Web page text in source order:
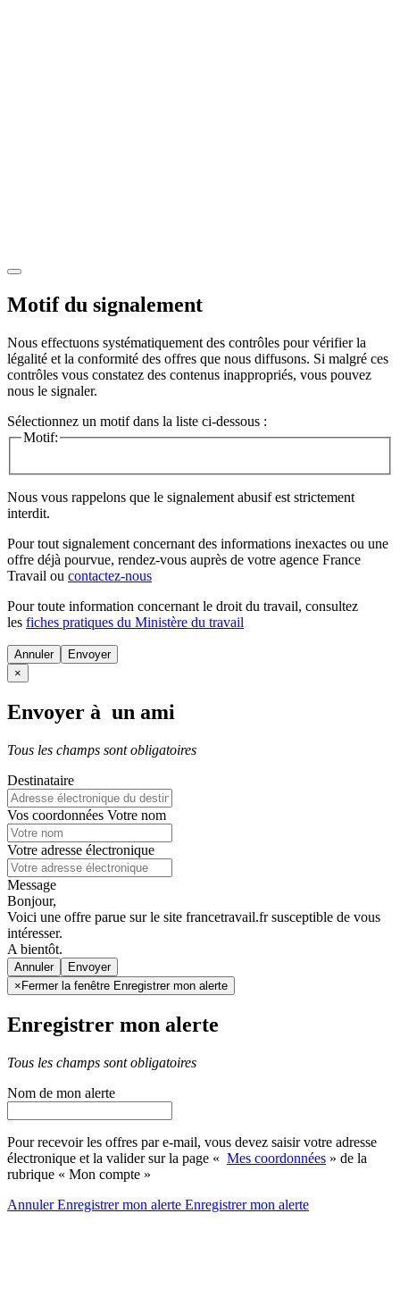
Motif du signalement
Nous effectuons systématiquement des contrôles pour vérifier la
légalité et la conformité des offres que nous diffusons. Si malgré ces
contrôles vous constatez des contenus inappropriés, vous pouvez
nous le signaler.
Sélectionnez un motif dans la liste ci-dessous :
Motif:
Nous vous rappelons que le signalement abusif est strictement
interdit.
Pour tout signalement concernant des informations inexactes ou une
offre déjà pourvue, rendez-vous auprès de votre agence France
Travail ou contactez-nous
Pour toute information concernant le droit du travail, consultez
les fiches pratiques du Ministère du travail
Annuler
×
Envoyer à un ami
Tous les champs sont obligatoires
Destinataire
Vos coordonnées Votre nom
Votre adresse électronique
Message
Bonjour,
Voici une offre parue sur le site francetravail.fr susceptible de vous
intéresser.
A bientôt.
Annuler
× Fermer la fenêtre Enregistrer mon alerte
Enregistrer mon alerte
Tous les champs sont obligatoires
Nom de mon alerte
Pour recevoir les offres par e-mail, vous devez saisir votre adresse
électronique et la valider sur la page « Mes coordonnées » de la
rubrique « Mon compte »
AnnulerEnregistrer mon alerte Enregistrermon alerte